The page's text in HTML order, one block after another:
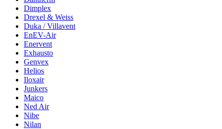
Dimplex
Drexel & Weiss
Duka / Villavent
EnEV-Air
Enervent
Exhausto
Genvex
Helios
Iloxair
Junkers
Maico
Ned Air
Nibe
Nilan